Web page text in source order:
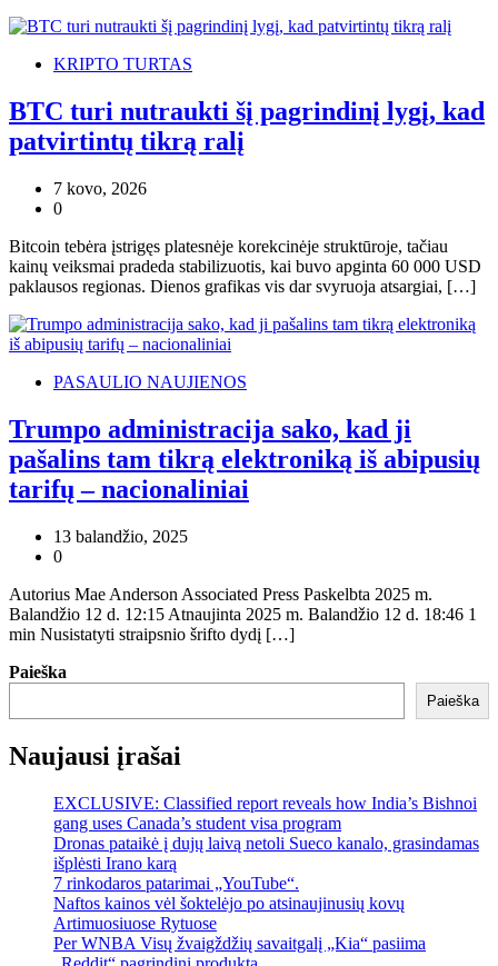
KRIPTO TURTAS
BTC turi nutraukti šį pagrindinį lygį, kad
patvirtintų tikrą ralį
7 kovo, 2026
0
Bitcoin tebėra įstrigęs platesnėje korekcinėje struktūroje, tačiau
kainų veiksmai pradeda stabilizuotis, kai buvo apginta 60 000 USD
paklausos regionas. Dienos grafikas vis dar svyruoja atsargiai, […]
PASAULIO NAUJIENOS
Trumpo administracija sako, kad ji
pašalins tam tikrą elektroniką iš abipusių
tarifų – nacionaliniai
13 balandžio, 2025
0
Autorius Mae Anderson Associated Press Paskelbta 2025 m.
Balandžio 12 d. 12:15 Atnaujinta 2025 m. Balandžio 12 d. 18:46 1
min Nusistatyti straipsnio šrifto dydį […]
Paieška
Paieška
Naujausi įrašai
EXCLUSIVE: Classified report reveals how India’s Bishnoi
gang uses Canada’s student visa program
Dronas pataikė į dujų laivą netoli Sueco kanalo, grasindamas
išplėsti Irano karą
7 rinkodaros patarimai „YouTube“.
Naftos kainos vėl šoktelėjo po atsinaujinusių kovų
Artimuosiuose Rytuose
Per WNBA Visų žvaigždžių savaitgalį „Kia“ pasiima